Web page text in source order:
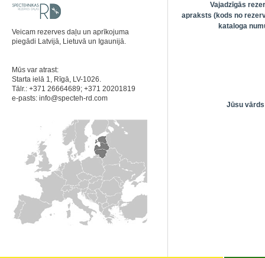
Veicam rezerves daļu un aprīkojuma
piegādi Latvijā, Lietuvā un Igaunijā.
Mūs var atrast:
Starta ielā 1, Rīgā, LV-1026.
Tālr.: +371 26664689; +371 20201819
e-pasts: info@specteh-rd.com
Vajadzīgās
apraksts (kods no
kataloga
Jūsu